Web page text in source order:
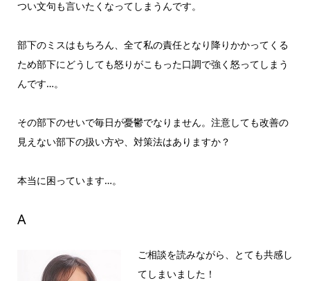
つい文句も言いたくなってしまうんです。
部下のミスはもちろん、全て私の責任となり降りかかってくる
ため部下にどうしても怒りがこもった口調で強く怒ってしまう
んです…。
その部下のせいで毎日が憂鬱でなりません。注意しても改善の
見えない部下の扱い方や、対策法はありますか？
本当に困っています…。
A
ご相談を読みながら、とても共感し
てしまいました！